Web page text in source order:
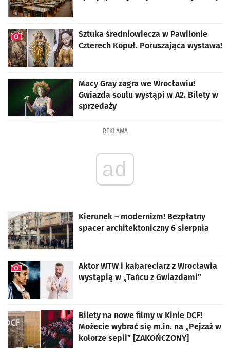
Sztuka średniowiecza w Pawilonie
Czterech Kopuł. Poruszająca wystawa!
Macy Gray zagra we Wrocławiu!
Gwiazda soulu wystąpi w A2. Bilety w
sprzedaży
REKLAMA
ad
Kierunek – modernizm! Bezpłatny
spacer architektoniczny 6 sierpnia
Aktor WTW i kabareciarz z Wrocławia
wystąpią w „Tańcu z Gwiazdami”
Bilety na nowe filmy w Kinie DCF!
Możecie wybrać się m.in. na „Pejzaż w
kolorze sepii” [ZAKOŃCZONY]